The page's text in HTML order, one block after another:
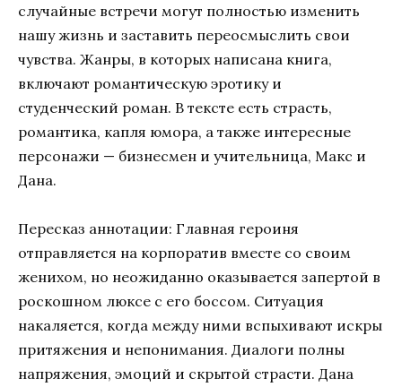
случайные встречи могут полностью изменить
нашу жизнь и заставить переосмыслить свои
чувства. Жанры, в которых написана книга,
включают романтическую эротику и
студенческий роман. В тексте есть страсть,
романтика, капля юмора, а также интересные
персонажи — бизнесмен и учительница, Макс и
Дана.
Пересказ аннотации: Главная героиня
отправляется на корпоратив вместе со своим
женихом, но неожиданно оказывается запертой в
роскошном люксе с его боссом. Ситуация
накаляется, когда между ними вспыхивают искры
притяжения и непонимания. Диалоги полны
напряжения, эмоций и скрытой страсти. Дана